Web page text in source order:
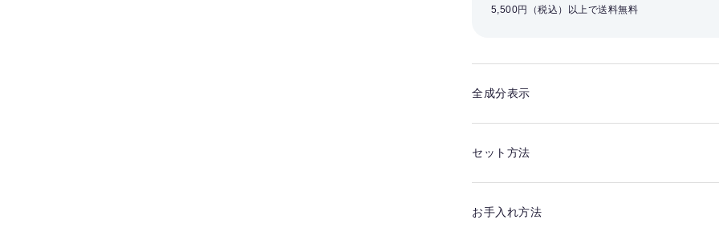
5,500円（税込）以上で送料無料
全成分表示
セット方法
お手入れ方法